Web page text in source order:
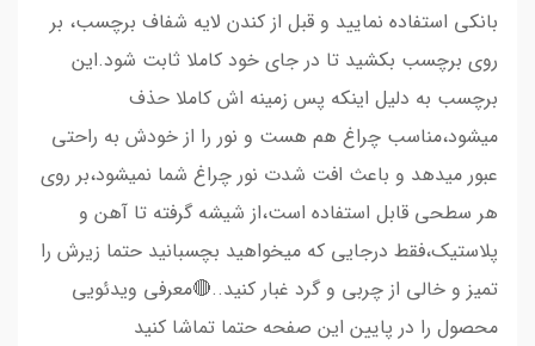
بانکی استفاده نمایید و قبل از کندن لایه شفاف برچسب، بر
روی برچسب بکشید تا در جای خود کاملا ثابت شود.این
برچسب به دلیل اینکه پس زمینه اش کاملا حذف
میشود،مناسب چراغ هم هست و نور را از خودش به راحتی
عبور میدهد و باعث افت شدت نور چراغ شما نمیشود،بر روی
هر سطحی قابل استفاده است،از شیشه گرفته تا آهن و
پلاستیک،فقط درجایی که میخواهید بچسبانید حتما زیرش را
تمیز و خالی از چربی و گرد غبار کنید..🔴معرفی ویدئویی
محصول را در پایین این صفحه حتما تماشا کنید